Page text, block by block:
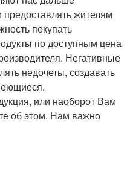
жителям
покупать
по доступным цена
Негативные
недочеты, создавать
или наоборот Вам
об этом. Нам важно